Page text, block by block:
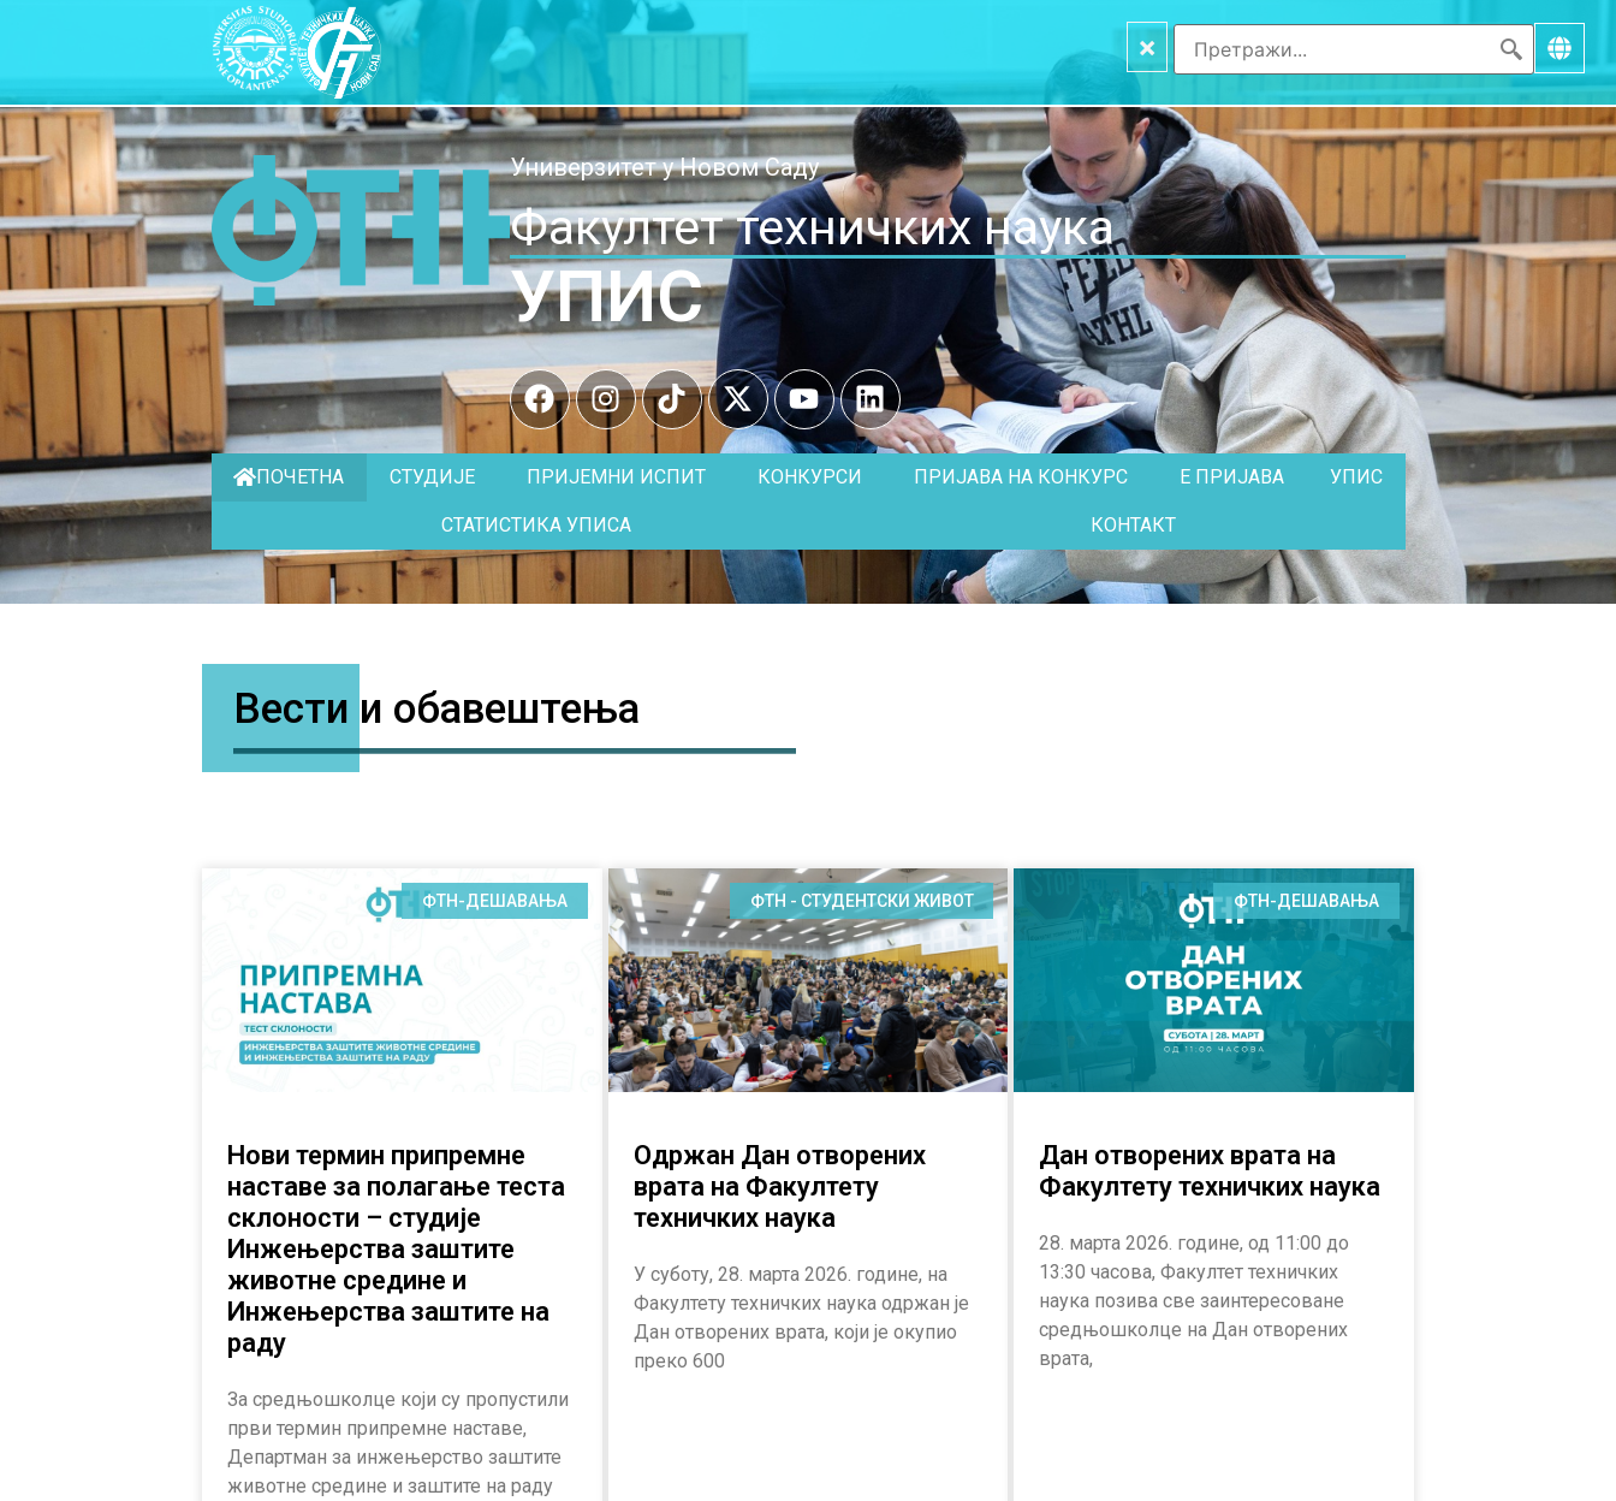
×
Универзитет у Новом Саду
Факултет техничких наука
УПИС
ПОЧЕТНА СТУДИЈЕ ПРИЈЕМНИ ИСПИТ КОНКУРСИ ПРИЈАВА НА КОНКУРС Е ПРИЈАВА УПИС
СТАТИСТИКА УПИСА КОНТАКТ
Вести и обавештења
ФТН-ДЕШАВАЊА
Нови термин припремне
наставе за полагање теста
склоности – студије
Инжењерства заштите
животне средине и
Инжењерства заштите на
раду
За средњошколце који су пропустили
први термин припремне наставе,
Департман за инжењерство заштите
животне средине и заштите на раду
ФТН - СТУДЕНТСКИ ЖИВОТ
Одржан Дан отворених
врата на Факултету
техничких наука
У суботу, 28. марта 2026. године, на
Факултету техничких наука одржан је
Дан отворених врата, који је окупио
преко 600
ФТН-ДЕШАВАЊА
Дан отворених врата на
Факултету техничких наука
28. марта 2026. године, од 11:00 до
13:30 часова, Факултет техничких
наука позива све заинтересоване
средњошколце на Дан отворених
врата,